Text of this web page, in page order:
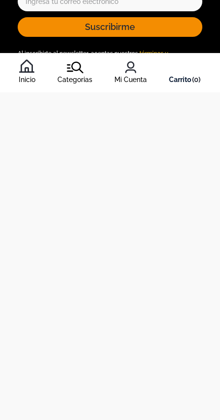
Inicio Categorias Mi Cuenta 0
Suscribirme
Al inscribirte al newsletter, aceptas nuestrostérminos y
condiciones
, y nuestra política de tratamiento de información